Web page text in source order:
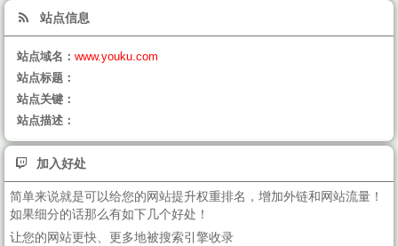
站点信息
站点域名： www.youku.com
站点标题：
站点关键：
站点描述：
加入好处
简单来说就是可以给您的网站提升权重排名，增加外链和网站流量！
如果细分的话那么有如下几个好处！
让您的网站更快、更多地被搜索引擎收录